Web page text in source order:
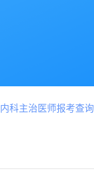
内科主治医师报考查询